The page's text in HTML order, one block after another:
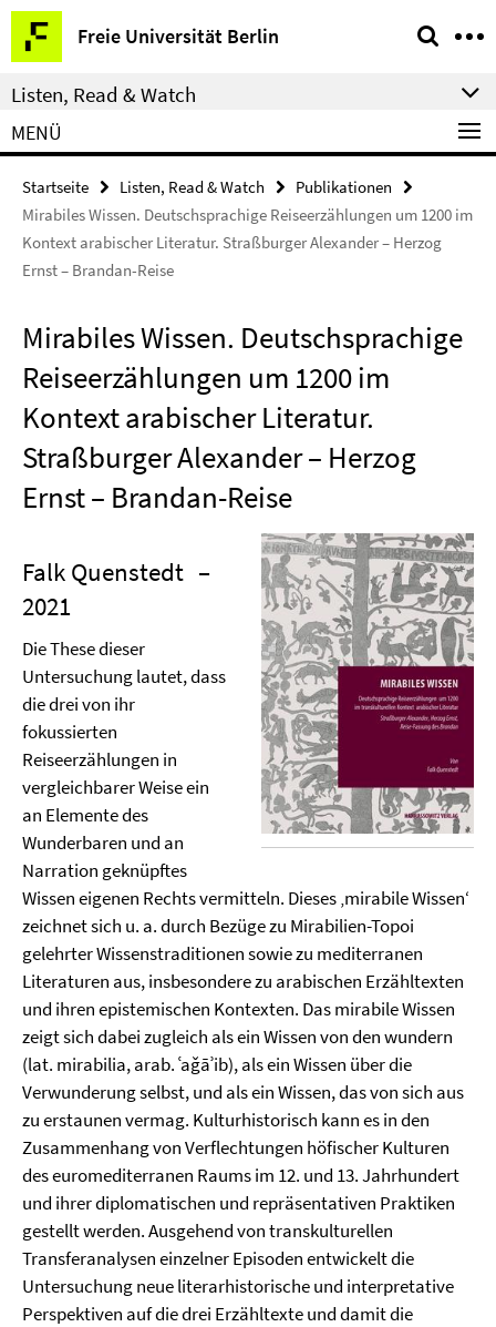
Springe
direkt
zu
Inhalt
Freie Universität Berlin
Service-
Navigation
Listen, Read & Watch
MENÜ
Startseite Listen, Read & Watch
Publikationen
Mirabiles Wissen. Deutschsprachige Reiseerzählungen um 1200 im
Kontext arabischer Literatur. Straßburger Alexander – Herzog
Ernst – Brandan-Reise
Mirabiles Wissen. Deutschsprachige
Reiseerzählungen um 1200 im
Kontext arabischer Literatur.
Straßburger Alexander – Herzog
Ernst – Brandan-Reise
Falk Quenstedt –
2021
Die These dieser
Untersuchung lautet, dass
die drei von ihr
fokussierten
Reiseerzählungen in
vergleichbarer Weise ein
an Elemente des
Wunderbaren und an
Narration geknüpftes
Wissen eigenen Rechts vermitteln. Dieses ‚mirabile Wissen‘
zeichnet sich u. a. durch Bezüge zu Mirabilien-Topoi
gelehrter Wissenstraditionen sowie zu mediterranen
Literaturen aus, insbesondere zu arabischen Erzähltexten
und ihren epistemischen Kontexten. Das mirabile Wissen
zeigt sich dabei zugleich als ein Wissen von den wundern
(lat. mirabilia, arab. ʿaǧāʾib), als ein Wissen über die
Verwunderung selbst, und als ein Wissen, das von sich aus
zu erstaunen vermag. Kulturhistorisch kann es in den
Zusammenhang von Verflechtungen höfischer Kulturen
des euromediterranen Raums im 12. und 13. Jahrhundert
und ihrer diplomatischen und repräsentativen Praktiken
gestellt werden. Ausgehend von transkulturellen
Transferanalysen einzelner Episoden entwickelt die
Untersuchung neue literarhistorische und interpretative
Perspektiven auf die drei Erzähltexte und damit die